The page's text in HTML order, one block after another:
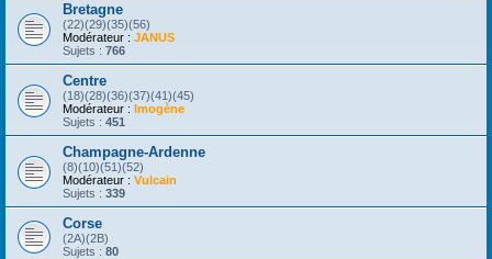
Bretagne
(22)(29)(35)(56)
Modérateur : JANUS
Sujets : 766
Centre
(18)(28)(36)(37)(41)(45)
Modérateur : Imogène
Sujets : 451
Champagne-Ardenne
(8)(10)(51)(52)
Modérateur : Vulcain
Sujets : 339
Corse
(2A)(2B)
Sujets : 80